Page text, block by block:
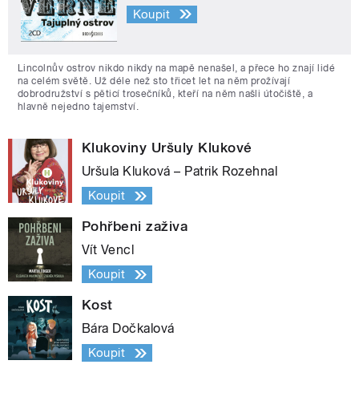
Koupit
Lincolnův ostrov nikdo nikdy na mapě nenašel, a přece ho znají lidé
na celém světě. Už déle než sto třicet let na něm prožívají
dobrodružství s pěticí trosečníků, kteří na něm našli útočiště, a
hlavně nejedno tajemství.
Klukoviny Uršuly Klukové
Uršula Kluková – Patrik Rozehnal
Koupit
Pohřbeni zaživa
Vít Vencl
Koupit
Kost
Bára Dočkalová
Koupit